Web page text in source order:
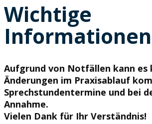
Wichtige
Informationen
Aufgrund von Notfällen kann es
Änderungen im Praxisablauf
Sprechstundentermine und bei
Annahme.
Vielen Dank für Ihr Verständnis!